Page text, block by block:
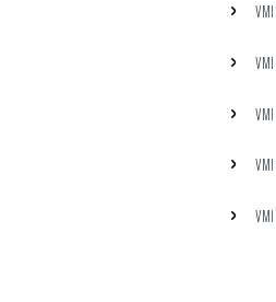
VMI
VMI
VMI
VMI
VMI